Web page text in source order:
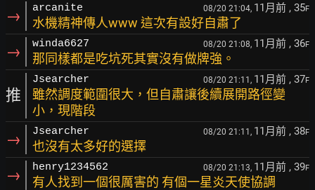
→ arcanite 08/20 21:04, 11月前 , 35F
水機精神傳人www 這次有設好自肅了
→ winda6627 08/20 21:08, 11月前 , 36F
那同樣都是吃坑死其實沒有做牌強。
推
Jsearcher 08/20 21:11, 11月前 , 37F
雖然調度範圍很大，但自肅讓後續展開路徑變
小，現階段
→ Jsearcher 08/20 21:11, 11月前 , 38F
也沒有太多好的選擇
→ henry1234562 08/20 21:13, 11月前 , 39F
有人找到一個很厲害的 有個一星炎天使協調